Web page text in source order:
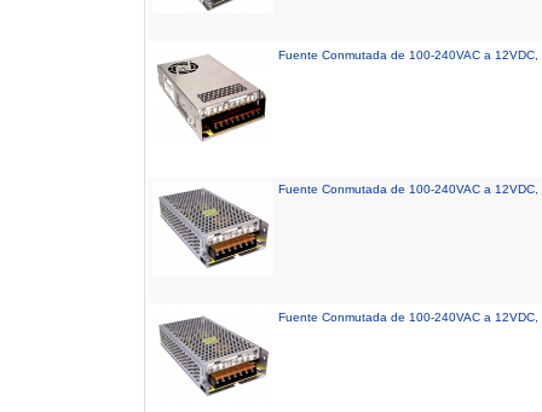
Fuente Conmutada de 100-240VAC a
Fuente Conmutada de 100-240VAC a
Fuente Conmutada de 100-240VAC a